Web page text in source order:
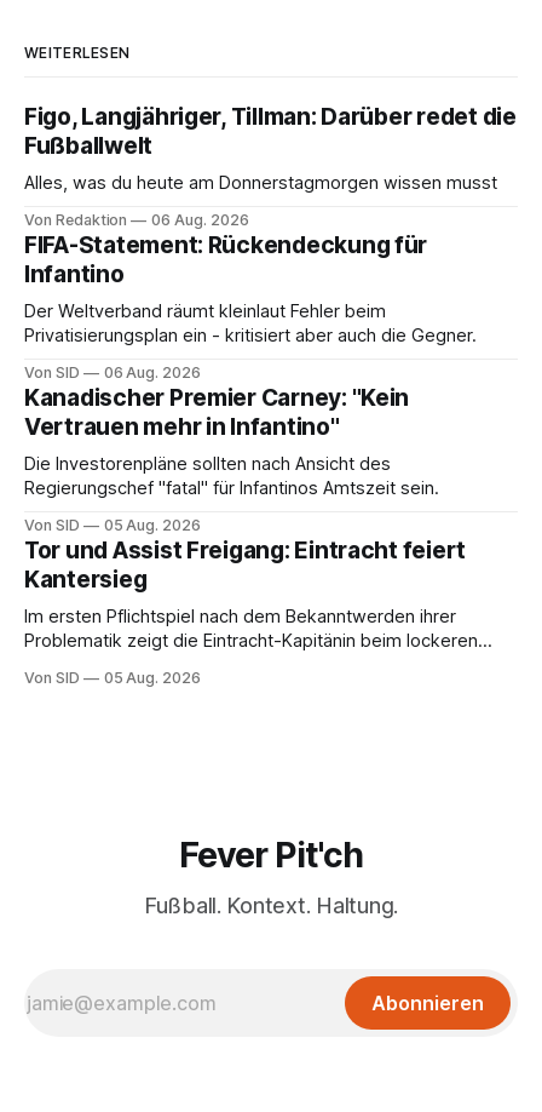
WEITERLESEN
Figo, Langjähriger, Tillman: Darüber redet die
Fußballwelt
Alles, was du heute am Donnerstagmorgen wissen musst
Von Redaktion 06 Aug. 2026
FIFA-Statement: Rückendeckung für
Infantino
Der Weltverband räumt kleinlaut Fehler beim
Privatisierungsplan ein - kritisiert aber auch die Gegner.
Von SID 06 Aug. 2026
Kanadischer Premier Carney: "Kein
Vertrauen mehr in Infantino"
Die Investorenpläne sollten nach Ansicht des
Regierungschef "fatal" für Infantinos Amtszeit sein.
Von SID 05 Aug. 2026
Tor und Assist Freigang: Eintracht feiert
Kantersieg
Im ersten Pflichtspiel nach dem Bekanntwerden ihrer
Problematik zeigt die Eintracht-Kapitänin beim lockeren
Von SID 05 Aug. 2026
Fever Pit'ch
Fußball. Kontext. Haltung.
Abonnieren